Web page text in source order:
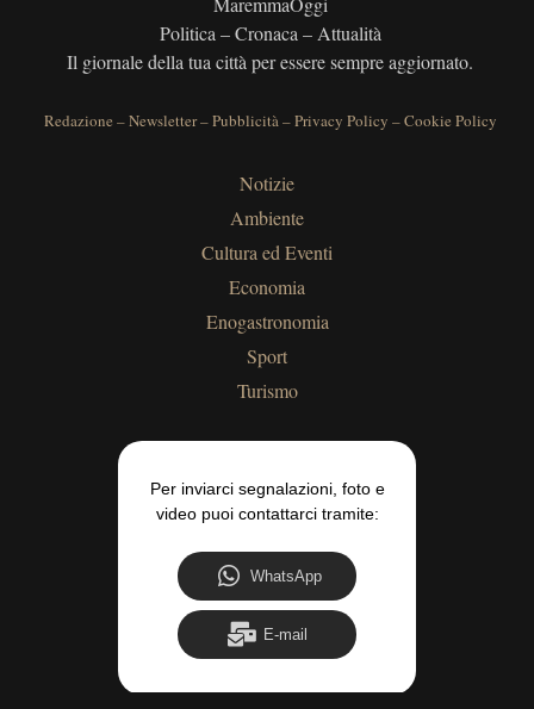
Politica – Cronaca – Attualità
Il giornale della tua città per essere sempre aggiornato.
Redazione –Newsletter–Pubblicità–Privacy Policy –Cookie Policy
Notizie
Ambiente
Cultura ed Eventi
Economia
Enogastronomia
Sport
Turismo
Per inviarci segnalazioni, foto e
video puoi contattarci tramite:
WhatsApp
E-mail